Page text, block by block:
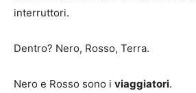
interruttori.
Dentro? Nero, Rosso, Terra.
Nero e Rosso sono i viaggiatori.